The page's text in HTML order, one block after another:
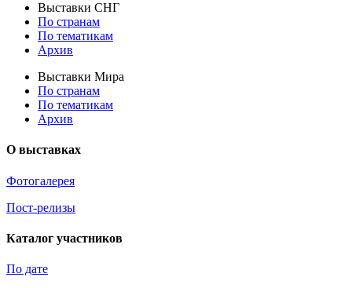
Выставки СНГ
По странам
По тематикам
Архив
Выставки Мира
По странам
По тематикам
Архив
О выставках
Фотогалерея
Пост-релизы
Каталог участников
По дате